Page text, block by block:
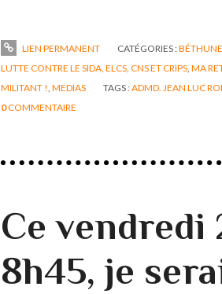
LIEN PERMANENT CATÉGORIES :BÉTHUNE
LUTTE CONTRE LE SIDA, ELCS, CNS ET CRIPS, MA
MILITANT !, MEDIAS TAGS :ADMD. JEAN LUC
0COMMENTAIRE
Ce vendredi
8h45, je